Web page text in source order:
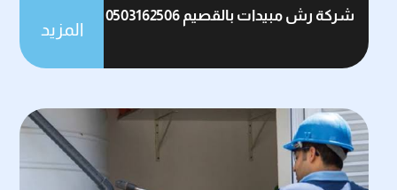
شركة رش مبيدات بالقصيم 0503162506
المزيد